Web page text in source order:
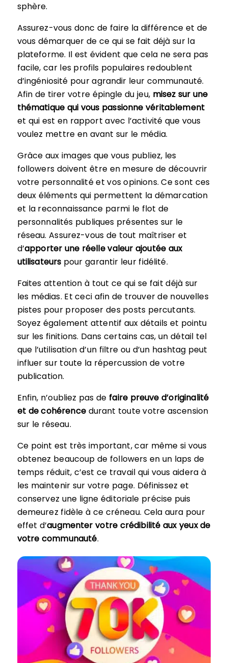
sphère.
Assurez-vous donc de faire la différence et de
vous démarquer de ce qui se fait déjà sur la
plateforme. Il est évident que cela ne sera pas
facile, car les profils populaires redoublent
d’ingéniosité pour agrandir leur communauté.
Afin de tirer votre épingle du jeu, misez sur une
thématique qui vous passionne véritablement
et qui est en rapport avec l’activité que vous
voulez mettre en avant sur le média.
Grâce aux images que vous publiez, les
followers doivent être en mesure de découvrir
votre personnalité et vos opinions. Ce sont ces
deux éléments qui permettent la démarcation
et la reconnaissance parmi le flot de
personnalités publiques présentes sur le
réseau. Assurez-vous de tout maîtriser et
d’apporter une réelle valeur ajoutée aux
utilisateurs pour garantir leur fidélité.
Faites attention à tout ce qui se fait déjà sur
les médias. Et ceci afin de trouver de nouvelles
pistes pour proposer des posts percutants.
Soyez également attentif aux détails et pointu
sur les finitions. Dans certains cas, un détail tel
que l’utilisation d’un filtre ou d’un hashtag peut
influer sur toute la répercussion de votre
publication.
Enfin, n’oubliez pas de faire preuve d’originalité
et de cohérencedurant toute votre ascension
sur le réseau.
Ce point est très important, car même si vous
obtenez beaucoup de followers en un laps de
temps réduit, c’est ce travail qui vous aidera à
les maintenir sur votre page. Définissez et
conservez une ligne éditoriale précise puis
demeurez fidèle à ce créneau. Cela aura pour
effet d’augmenter votre crédibilité aux yeux de
votre communauté.